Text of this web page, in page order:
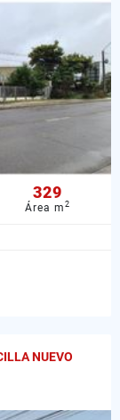
329
Área m2
NUEVO